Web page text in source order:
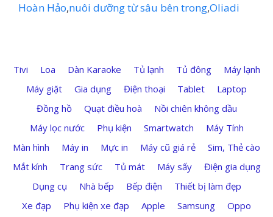
Hoàn Hảo,nuôi dưỡng từ sâu bên trong,Oliadi
Tivi Loa Dàn Karaoke Tủ lạnh Tủ đông
Máy lạnh
Máy giặt
Gia dụng Điện thoại Tablet
Laptop
Đồng hồ
Quạt điều hoà
Nồi chiên không dầu
Máy lọc nước
Phụ kiện Smartwatch
Máy Tính
Màn hình
Máy in Mực in Máy cũ giá rẻ
Sim, Thẻ cào
Mắt kính
Trang sức Tủ mát Máy sấy
Điện gia dụng
Dụng cụ
Nhà bếp Bếp điện
Thiết bị làm đẹp
Xe đạp
Phụ kiện xe đạp Apple Samsung
Oppo